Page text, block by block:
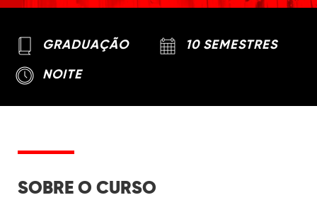
GRADUAÇÃO 10 SEMESTRES
NOITE
SOBRE O CURSO